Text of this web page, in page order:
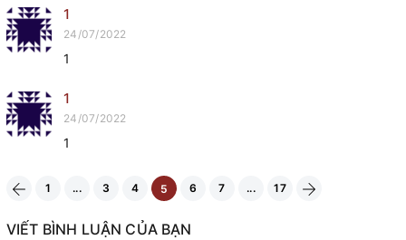
1
24/07/2022
1
1
24/07/2022
1
1 ... 3 4 5 6 7 ... 17
VIẾT BÌNH LUẬN CỦA BẠN